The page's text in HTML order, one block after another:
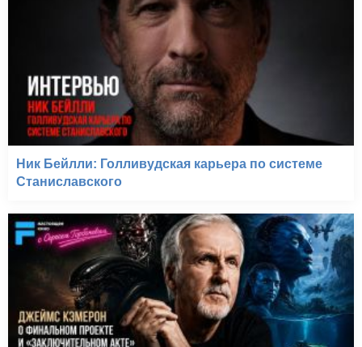
Ник Бейлли: Голливудская карьера по системе
Станиславского